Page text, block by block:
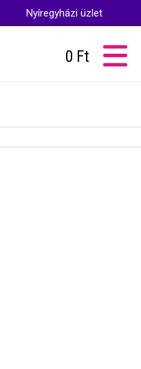
Nyíregyházi üzlet
0 Ft